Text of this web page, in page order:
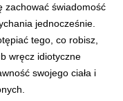
zachować świadomość
jednocześnie.
tego, co robisz,
wręcz idiotyczne
swojego ciała i